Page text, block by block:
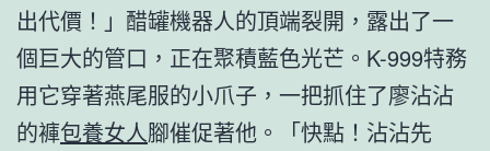
出代價！」醋罐機器人的頂端裂開，露出了一
個巨大的管口，正在聚積藍色光芒。K-999特務
用它穿著燕尾服的小爪子，一把抓住了廖沾沾
的褲包養女人腳催促著他。「快點！沾沾先